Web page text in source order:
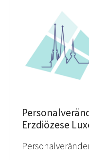
Erzdiözese